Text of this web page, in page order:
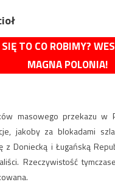
TO CO ROBIMY?
MAGNA POLONIA!
masowego przekazu w
jakoby za blokadami
z Doniecką i Ługańską
Rzeczywistość